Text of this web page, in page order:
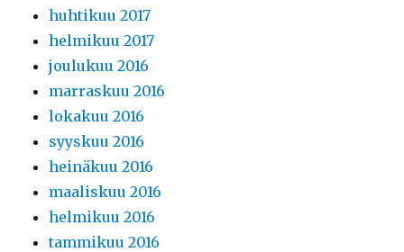
huhtikuu 2017
helmikuu 2017
joulukuu 2016
marraskuu 2016
lokakuu 2016
syyskuu 2016
heinäkuu 2016
maaliskuu 2016
helmikuu 2016
tammikuu 2016